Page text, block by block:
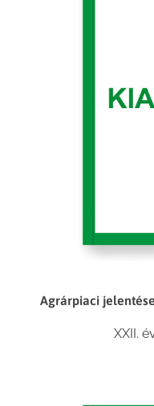
Agrárpiaci
XXII.